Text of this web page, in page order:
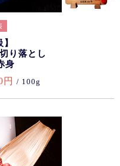
り落とし
身
円 / 100g